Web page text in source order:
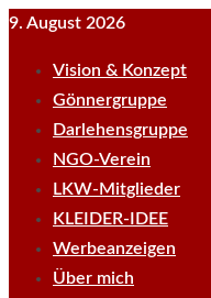
Skip
content
9. August 2026
Vision & Konzept
Gönnergruppe
Darlehensgruppe
NGO-Verein
LKW-Mitglieder
KLEIDER-IDEE
Werbeanzeigen
Über mich